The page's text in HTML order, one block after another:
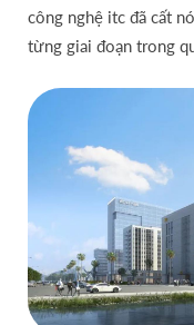
công nghệ itc đã cất
từng giai đoạn trong